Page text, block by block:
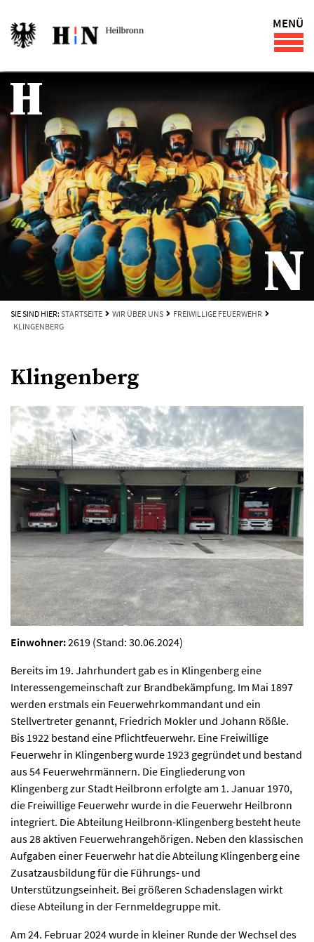
MENÜ
SIE SIND HIER: STARTSEITE WIR ÜBER UNS
FREIWILLIGE FEUERWEHR
KLINGENBERG
Klingenberg
Einwohner:2619 (Stand: 30.06.2024)
Bereits im 19. Jahrhundert gab es in Klingenberg eine
Interessengemeinschaft zur Brandbekämpfung. Im Mai 1897
werden erstmals ein Feuerwehrkommandant und ein
Stellvertreter genannt, Friedrich Mokler und Johann Rößle.
Bis 1922 bestand eine Pflichtfeuerwehr. Eine Freiwillige
Feuerwehr in Klingenberg wurde 1923 gegründet und bestand
aus 54 Feuerwehrmännern. Die Eingliederung von
Klingenberg zur Stadt Heilbronn erfolgte am 1. Januar 1970,
die Freiwillige Feuerwehr wurde in die Feuerwehr Heilbronn
integriert. Die Abteilung Heilbronn-Klingenberg besteht heute
aus 28 aktiven Feuerwehrangehörigen. Neben den klassischen
Aufgaben einer Feuerwehr hat die Abteilung Klingenberg eine
Zusatzausbildung für die Führungs- und
Unterstützungseinheit. Bei größeren Schadenslagen wirkt
diese Abteilung in der Fernmeldegruppe mit.
Am 24. Februar 2024 wurde in kleiner Runde der Wechsel des